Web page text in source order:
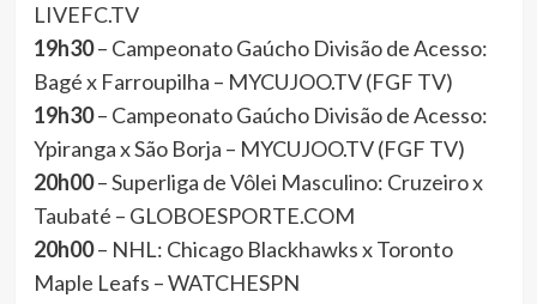
LIVEFC.TV
19h30– Campeonato Gaúcho Divisão de Acesso:
Bagé x Farroupilha – MYCUJOO.TV (FGF TV)
19h30– Campeonato Gaúcho Divisão de Acesso:
Ypiranga x São Borja – MYCUJOO.TV (FGF TV)
20h00– Superliga de Vôlei Masculino: Cruzeiro x
Taubaté – GLOBOESPORTE.COM
20h00– NHL: Chicago Blackhawks x Toronto
Maple Leafs – WATCHESPN